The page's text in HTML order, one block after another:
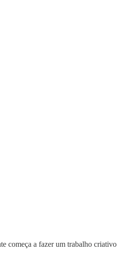
começa a fazer um trabalho criativo